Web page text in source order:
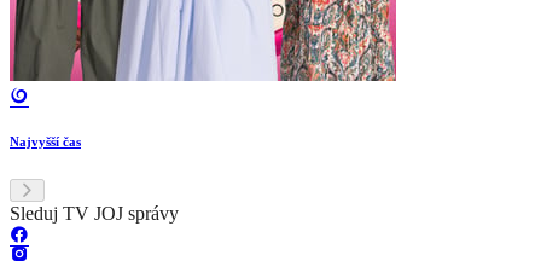
Najvyšší čas
Sleduj TV JOJ správy